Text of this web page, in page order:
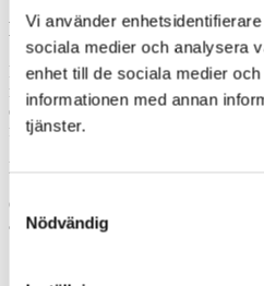
Vi använder
sociala medier och analysera
enhet till de sociala medier
informationen med annan
tjänster.
Samtyckesval
Nödvändig
Logga in
För att komma åt denna information
medlem i Fastigo
.Om du redan är
ett visst material är det för att du
filen.
Du loggar in med din e-postadress
Om du inte loggat in tidigare
att följa ”Glömt ditt lösenord”-länken